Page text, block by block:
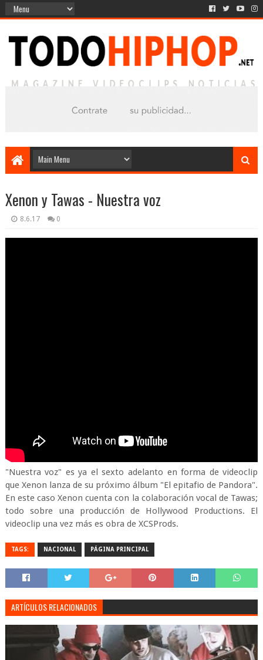
Xenon y Tawas - Nuestra voz
8.6.17 0
"Nuestra voz" es ya el sexto adelanto en forma de videoclip
que Xenon lanza de su próximo álbum "El epitafio de Pandora".
En este caso Xenon cuenta con la colaboración vocal de Tawas;
todo sobre una producción de Hollywood Productions. El
videoclip una vez más es obra de XCSProds.
TAGS: NACIONAL PÁGINA PRINCIPAL
ARTÍCULOS RELACIONADOS